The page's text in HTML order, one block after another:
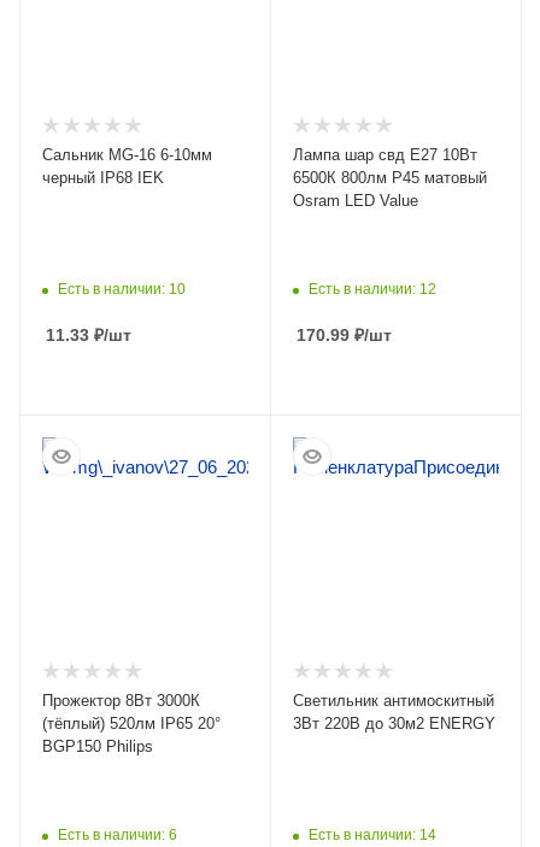
Сальник MG-16 6-10мм
черный IP68 IEK
Есть в наличии: 10
11.33 ₽/шт
Лампа шар свд Е27 10Вт
6500К 800лм P45 матовый
Osram LED Value
Есть в наличии: 12
170.99 ₽/шт
Прожектор 8Вт 3000К
(тёплый) 520лм IP65 20°
BGP150 Philips
Есть в наличии: 6
Светильник антимоскитный
3Вт 220В до 30м2 ENERGY
Есть в наличии: 14